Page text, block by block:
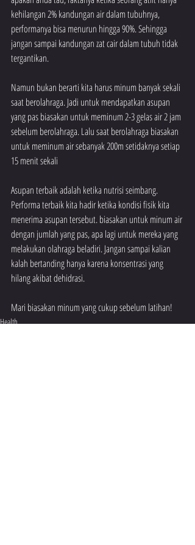
kehilangan 2% kandungan air dalam tubuhnya,
performanya bisa menurun hingga 90%. Sehingga
jangan sampai kandungan zat cair dalam tubuh tidak
tergantikan.
Namun bukan berarti kita harus minum banyak sekali
saat berolahraga. Jadi untuk mendapatkan asupan
yang pas biasakan untuk meminum 2-3 gelas air 2 jam
sebelum berolahraga. Lalu saat berolahraga biasakan
untuk meminum air sebanyak 200m setidaknya setiap
15 menit sekali
Asupan terbaik adalah ketika nutrisi seimbang.
Performa terbaik kita hadir ketika kondisi fisik kita
menerima asupan tersebut. biasakan untuk minum air
dengan jumlah yang pas, apa lagi untuk mereka yang
melakukan olahraga beladiri. Jangan sampai kalian
kalah bertanding hanya karena konsentrasi yang
hilang akibat dehidrasi.
Mari biasakan minum yang cukup sebelum latihan!
Health